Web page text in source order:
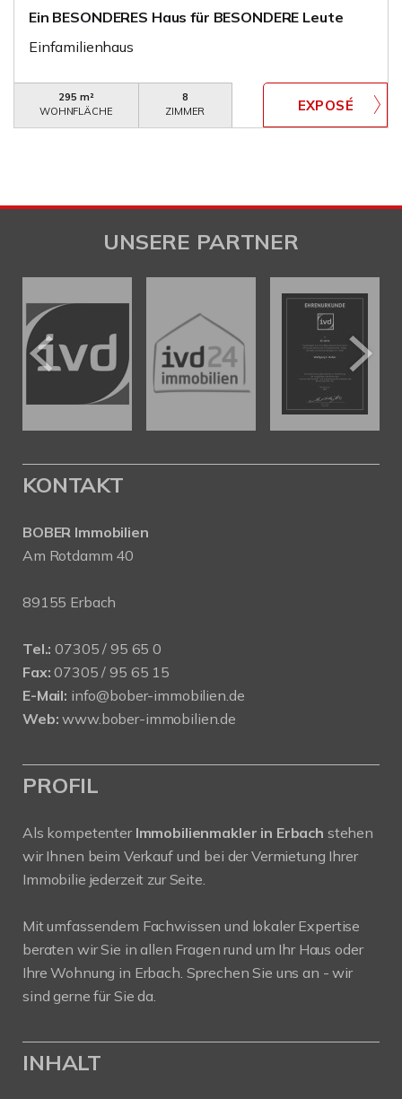
Ein BESONDERES Haus für BESONDERE Leute
Einfamilienhaus
295 m²
WOHNFLÄCHE
8
ZIMMER
UNSERE PARTNER
KONTAKT
BOBER Immobilien
Am Rotdamm 40
89155 Erbach
Tel.: 07305 / 95 65 0
Fax: 07305 / 95 65 15
E-Mail: info@bober-immobilien.de
Web: www.bober-immobilien.de
PROFIL
Als kompetenter Immobilienmakler in Erbach stehen
wir Ihnen beim Verkauf und bei der Vermietung Ihrer
Immobilie jederzeit zur Seite.
Mit umfassendem Fachwissen und lokaler Expertise
beraten wir Sie in allen Fragen rund um Ihr Haus oder
Ihre Wohnung in Erbach. Sprechen Sie uns an - wir
sind gerne für Sie da.
INHALT